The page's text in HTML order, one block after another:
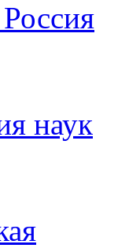
наук